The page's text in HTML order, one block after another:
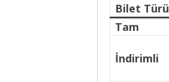
Bilet Türü
Tam
İndirimli